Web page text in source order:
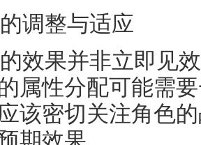
调整与适应
效果并非立即见
属性分配可能需
该密切关注角色